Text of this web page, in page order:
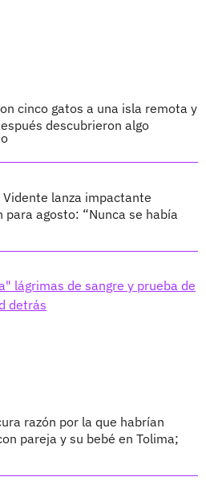
cinco gatos a una isla remota y
descubrieron algo
Vidente lanza impactante
para agosto: “Nunca se había
lágrimas de sangre y prueba de
detrás
razón por la que habrían
pareja y su bebé en Tolima;